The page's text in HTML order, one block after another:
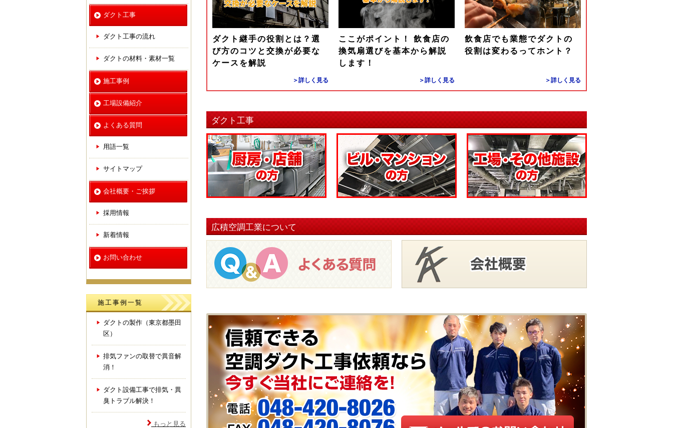
ダクト継手の役割とは？選
び方のコツと交換が必要な
ケースを解説
＞詳しく見る
ここがポイント！ 飲食店の
換気扇選びを基本から解説
します！
＞詳しく見る
飲食店でも業態でダクトの
役割は変わるってホント？
＞詳しく見る
ダクト工事
広積空調工業について
ダクト工事
ダクト工事の流れ
ダクトの材料・素材一覧
施工事例
工場設備紹介
よくある質問
用語一覧
サイトマップ
会社概要・ご挨拶
採用情報
新着情報
お問い合わせ
施工事例一覧
ダクトの製作（東京都墨田
区）
排気ファンの取替で異音解
消！
ダクト設備工事で排気・異
臭トラブル解決！
もっと見る